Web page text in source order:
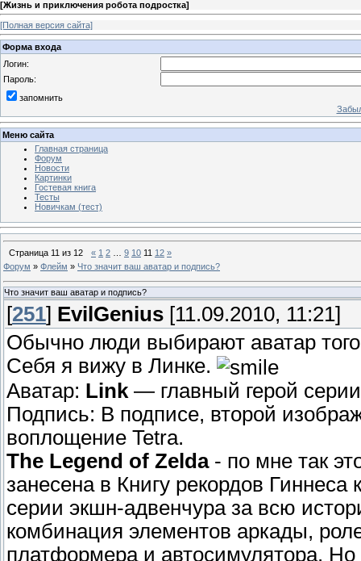
[Жизнь и приключения робота подростка]
[Полная версия сайта]
Форма входа
Логин:
Пароль:
запомнить
Меню сайта
Главная страница
Форум
Новости
Картинки
Гостевая книга
Тесты
Новичкам (тест)
Страница 11 из 12 « 1 2 9 10 11 12 »
Форум » Флейм » Что значит ваш аватар и подпись?
Что значит ваш аватар и подпись?
[251] EvilGenius [11.09.2010, 11:21]
Обычно люди выбирают аватар
Себя я вижу в Линке.
Аватар: Link — главный герой
Подпись: В подписе, второй
воплощение Tetra.
The Legend of Zelda- по мне так
занесена в Книгу рекордов
серии экшн-адвенчура за всю
комбинация элементов аркады,
платформера и автосимулятора.